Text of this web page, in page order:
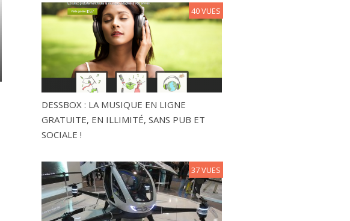
DESSBOX : LA MUSIQUE EN LIGNE
GRATUITE, EN ILLIMITÉ, SANS PUB ET
SOCIALE !
40 VUES
37 VUES